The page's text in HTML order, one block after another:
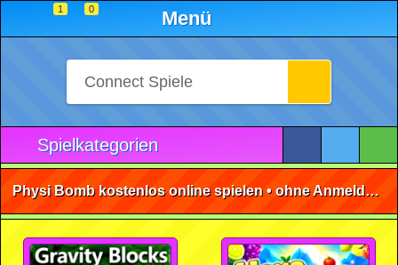
1 0 Menü
Spielkategorien
Physi Bomb kostenlos online spielen • ohne Anmeldung 🕹️